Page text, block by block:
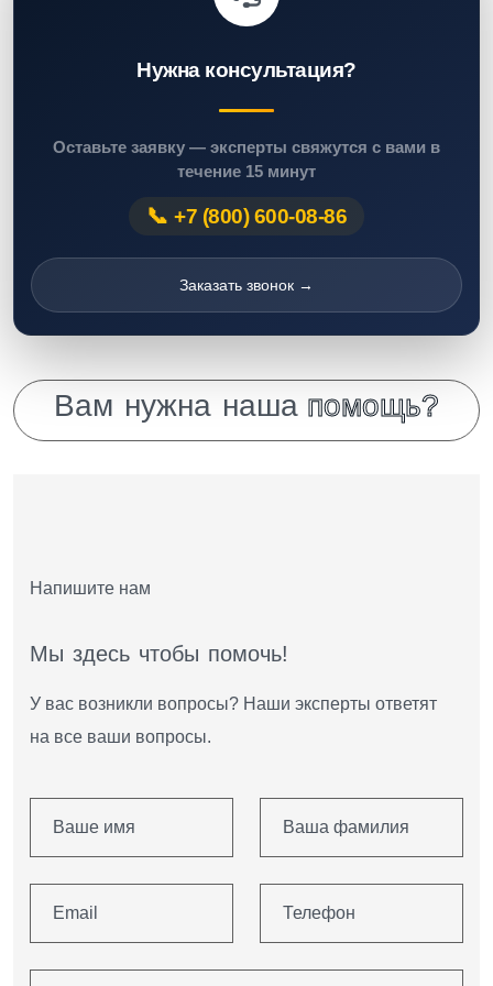
Нужна консультация?
Оставьте заявку — эксперты свяжутся с вами в
течение 15 минут
+7 (800) 600-08-86
Заказать звонок →
Вам нужна наша помощь?
Напишите нам
Мы здесь чтобы помочь!
У вас возникли вопросы? Наши эксперты ответят
на все ваши вопросы.